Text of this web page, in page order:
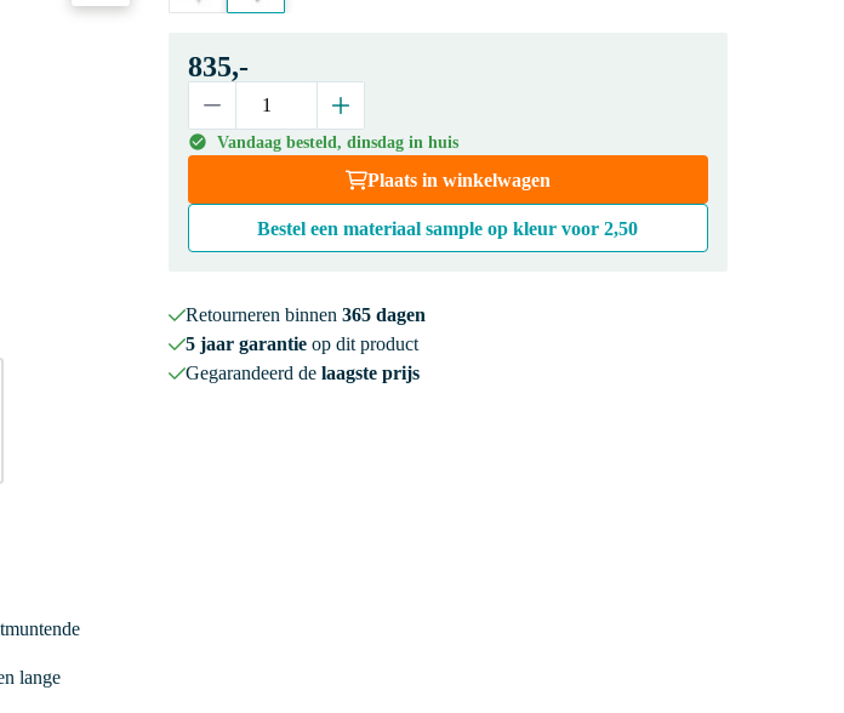
835,-
Vandaag besteld, dinsdag in huis
Plaats in winkelwagen
Bestel een materiaal sample op kleur voor2,50
Retourneren binnen 365 dagen
5 jaar garantieop dit product
Gegarandeerd de laagste prijs
lange